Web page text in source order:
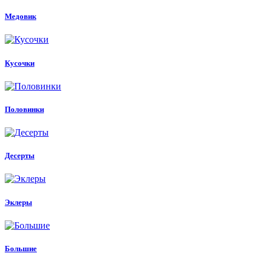
Медовик
Кусочки
Половинки
Десерты
Эклеры
Большие